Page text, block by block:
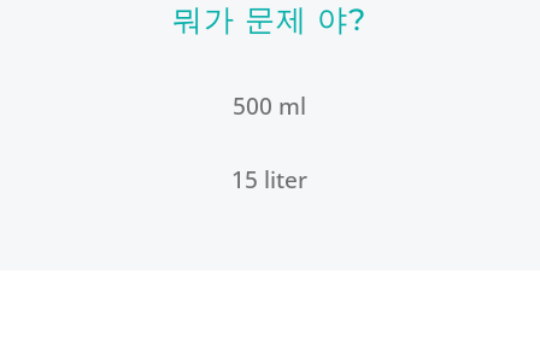
뭐가 문제 야?
500 ml
15 liter